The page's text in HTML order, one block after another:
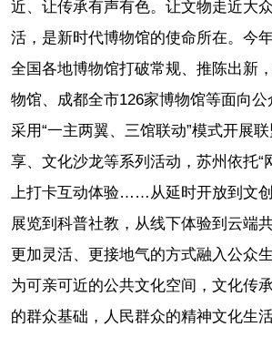
近、让传承有声有色。让文物走近大
活，是新时代博物馆的使命所在。今
全国各地博物馆打破常规、推陈出新
物馆、成都全市126家博物馆等面向公
采用“一主两翼、三馆联动”模式开展
享、文化沙龙等系列活动，苏州依托“
上打卡互动体验……从延时开放到文
展览到科普社教，从线下体验到云端
更加灵活、更接地气的方式融入公众
为可亲可近的公共文化空间，文化传
的群众基础，人民群众的精神文化生